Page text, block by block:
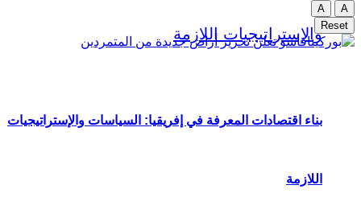
بناء اقتصادات المعرفة في إفريقيا: السياسات والإستراتيجيات
اللازمة
A
A
Reset